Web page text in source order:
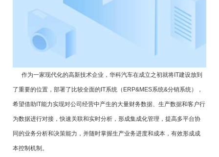
作为一家现代化的高新技术企业，华科汽车在成立之初就将IT建设放到
了重要的位置，部署了比较全面的IT系统（ERP&MES系统&分销系统），
希望借助IT能力实现对公司经营中产生的大量财务数据、生产数据和客户行
为数据进行对接，快速关联和实时分析，形成集成化管理，提高多平台协
同的业务分析和决策能力，并随时掌握生产业务进度和成本，有效形成成
本控制机制。